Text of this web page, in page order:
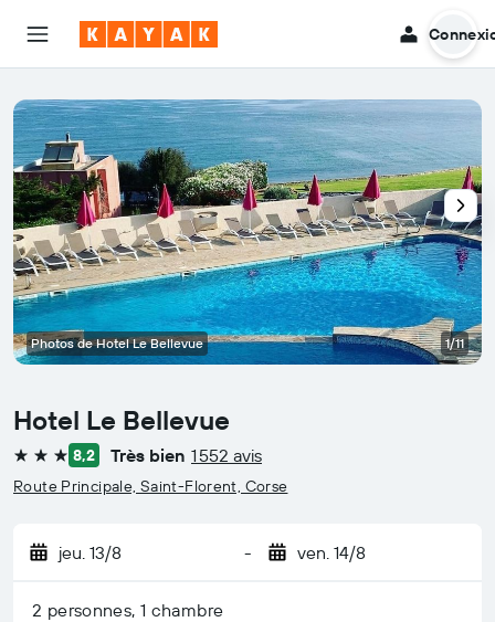
Hotel Le Bellevue
3 étoiles8,2 Très bien 1 552 avis
Route Principale, Saint-Florent, Corse
jeu. 13/8 - ven. 14/8
2 personnes, 1 chambre
Photos de Hotel Le Bellevue 1/11